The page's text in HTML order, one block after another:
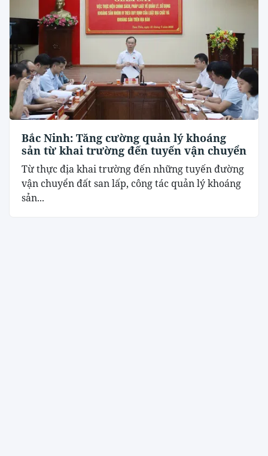
Bắc Ninh: Tăng cường quản lý khoáng
sản từ khai trường đến tuyến vận chuyển
Từ thực địa khai trường đến những tuyến đường
vận chuyển đất san lấp, công tác quản lý khoáng
sản...